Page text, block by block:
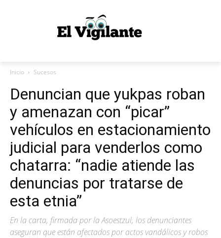
Inicio Sucesos
Denuncian que yukpas roban
y amenazan con “picar”
vehículos en estacionamiento
judicial para venderlos como
chatarra: “nadie atiende las
denuncias por tratarse de
esta etnia”
En la carta, firmada por la Asoestzul, los denunciantes
aseguran que están afectados por actos vandálicos y robos